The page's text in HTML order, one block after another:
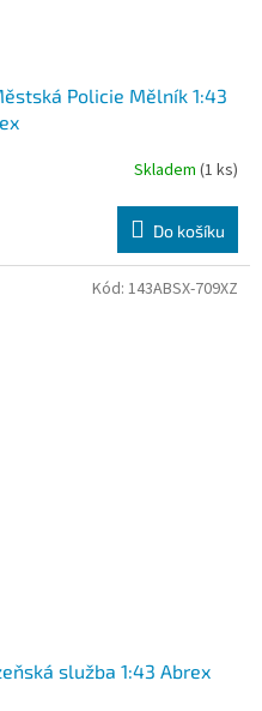
Policie Mělník 1:43
Skladem (1 ks)
Do košíku
služba 1:43 Abrex
Kód: 143ABSX-709XZ